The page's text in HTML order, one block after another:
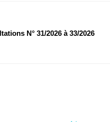
N° 31/2026 à 33/2026